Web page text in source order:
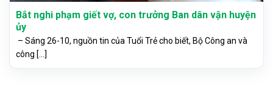
Bắt nghi phạm giết vợ, con trưởng Ban dân vận huyện
ủy
– Sáng 26-10, nguồn tin của Tuổi Trẻ cho biết, Bộ Công an và
công [...]